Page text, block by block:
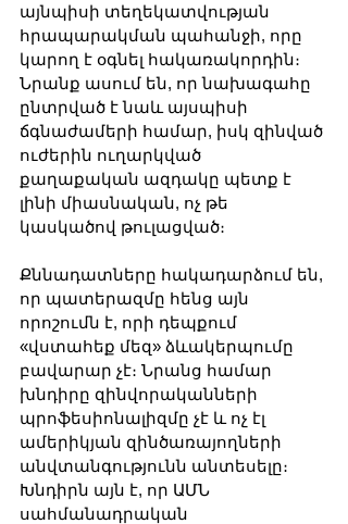
այնպիսի տեղեկատվության
հրապարակման պահանջի, որը
կարող է օգնել հակառակորդին։
Նրանք ասում են, որ նախագահը
ընտրված է նաև այսպիսի
ճգնաժամերի համար, իսկ զինված
ուժերին ուղարկված
քաղաքական ազդակը պետք է
լինի միասնական, ոչ թե
կասկածով թուլացված։
Քննադատները հակադարձում են,
որ պատերազմը հենց այն
որոշումն է, որի դեպքում
«վստահեք մեզ» ձևակերպումը
բավարար չէ։ Նրանց համար
խնդիրը զինվորականների
պրոֆեսիոնալիզմը չէ և ոչ էլ
ամերիկյան զինծառայողների
անվտանգությունն անտեսելը։
Խնդիրն այն է, որ ԱՄՆ
սահմանադրական